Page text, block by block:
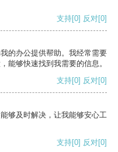
支持[0] 反对[0]
的办公提供帮助。我经常需要
能够快速找到我需要的信息。
支持[0] 反对[0]
够及时解决，让我能够安心工
支持[0] 反对[0]